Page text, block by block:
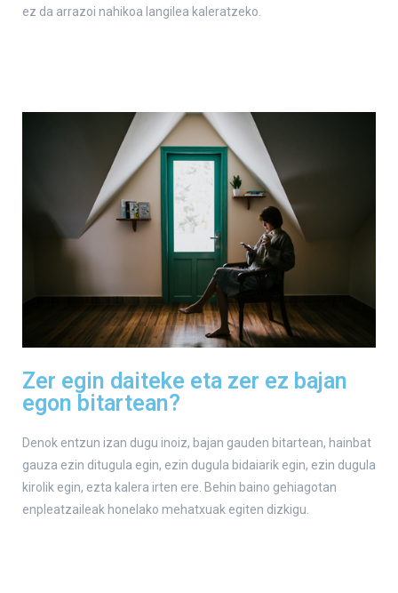
ez da arrazoi nahikoa langilea kaleratzeko.
Zer egin daiteke eta zer ez bajan
egon bitartean?
Denok entzun izan dugu inoiz, bajan gauden bitartean, hainbat
gauza ezin ditugula egin, ezin dugula bidaiarik egin, ezin dugula
kirolik egin, ezta kalera irten ere. Behin baino gehiagotan
enpleatzaileak honelako mehatxuak egiten dizkigu.